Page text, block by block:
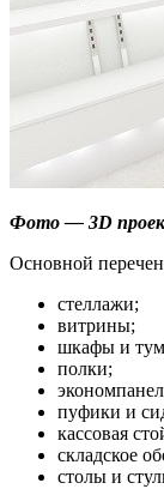
Фото — 3D
Основной
стеллажи;
витрины;
шкафы и
полки;
пуфики и
кассовая
складское
столы и